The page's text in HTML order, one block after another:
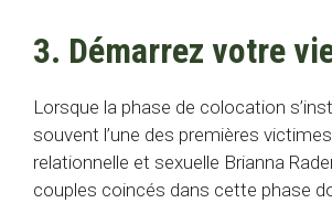
3. Démarrez votre
Lorsque la phase de colocation
souvent l’une des premières
relationnelle et sexuelle Brianna
couples coincés dans cette phase